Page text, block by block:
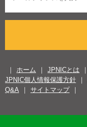
ホーム JPNICとは
JPNIC個人情報保護方針
Q&A
サイトマップ